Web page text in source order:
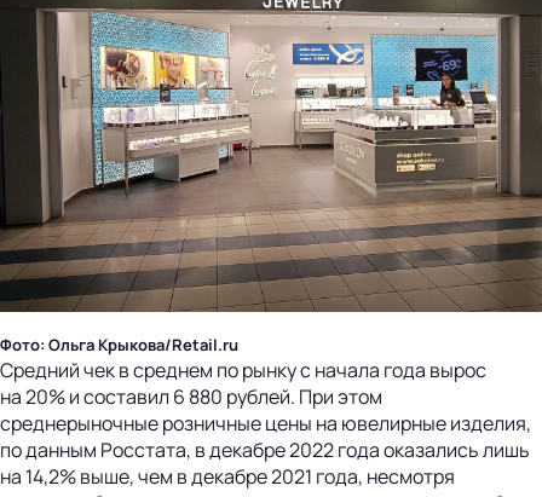
Фото: Ольга Крыкова/Retail.ru
Средний чек в среднем по рынку с начала года вырос
на 20% и составил 6 880 рублей. При этом
среднерыночные розничные цены на ювелирные изделия,
по данным Росстата, в декабре 2022 года оказались лишь
на 14,2% выше, чем в декабре 2021 года, несмотря